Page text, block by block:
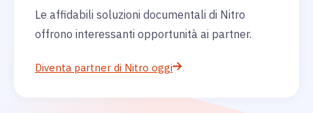
Le affidabili soluzioni documentali di Nitro
offrono interessanti opportunità ai partner.
Diventa partner di Nitro oggi